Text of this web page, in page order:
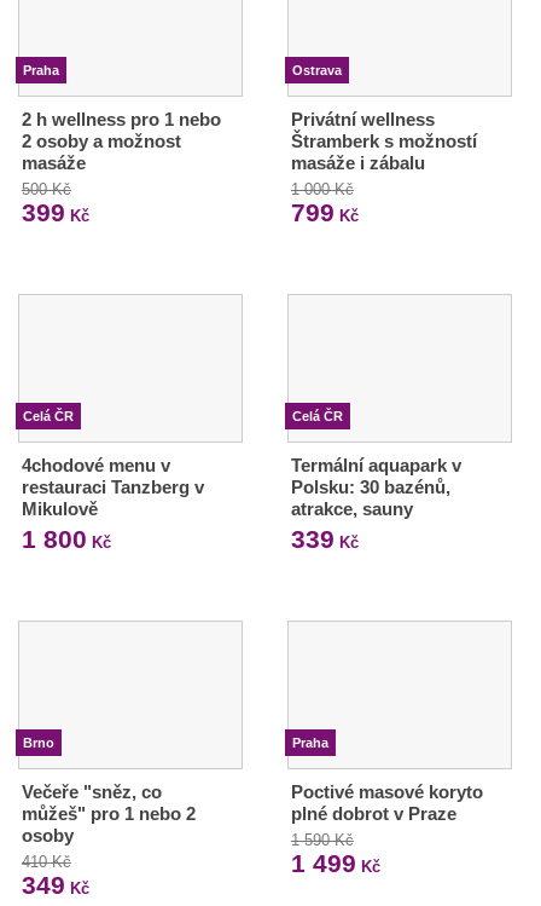
Praha
2 h wellness pro 1 nebo
2 osoby a možnost
masáže
500 Kč
399 Kč
Ostrava
Privátní wellness
Štramberk s možností
masáže i zábalu
1 000 Kč
799 Kč
Celá ČR
4chodové menu v
restauraci Tanzberg v
Mikulově
1 800 Kč
Celá ČR
Termální aquapark v
Polsku: 30 bazénů,
atrakce, sauny
339 Kč
Brno
Večeře "sněz, co
můžeš" pro 1 nebo 2
osoby
410 Kč
349 Kč
Praha
Poctivé masové koryto
plné dobrot v Praze
1 590 Kč
1 499 Kč